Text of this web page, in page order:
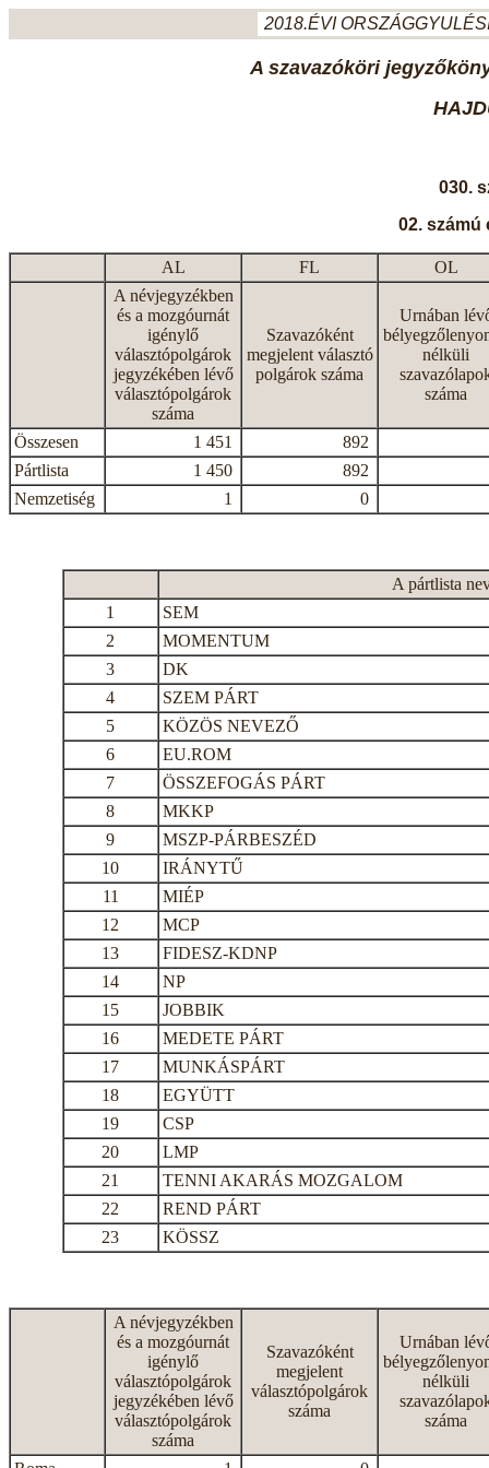
2018.ÉVI
A szavazóköri
030.
02. számú
AL FL
OL
A névjegyzékben
és a mozgóurnát
igénylő
választópolgárok
jegyzékében lévő
választópolgárok
száma
Szavazóként
megjelent választó
polgárok száma
Urnában
nélküli
száma
Összesen 1 451
892
Pártlista
1 450
892
Nemzetiség
1 0
A pártlista
1
SEM
2
MOMENTUM
3
DK
4
SZEM PÁRT
5
KÖZÖS NEVEZŐ
6
EU.ROM
7
ÖSSZEFOGÁS PÁRT
8
MKKP
9
MSZP-PÁRBESZÉD
10
IRÁNYTŰ
11
MIÉP
12
MCP
13
FIDESZ-KDNP
14
NP
15
JOBBIK
16
MEDETE PÁRT
17
MUNKÁSPÁRT
18
EGYÜTT
19
CSP
20
LMP
21
TENNI AKARÁS MOZGALOM
22
REND PÁRT
23
KÖSSZ
A névjegyzékben
és a mozgóurnát
igénylő
választópolgárok
jegyzékében lévő
választópolgárok
száma
Szavazóként
megjelent
választópolgárok
száma
Urnában
nélküli
száma